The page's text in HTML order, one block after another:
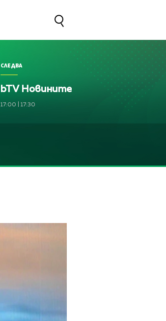
СЛЕДВА
bTV Новините
17:00 17:30